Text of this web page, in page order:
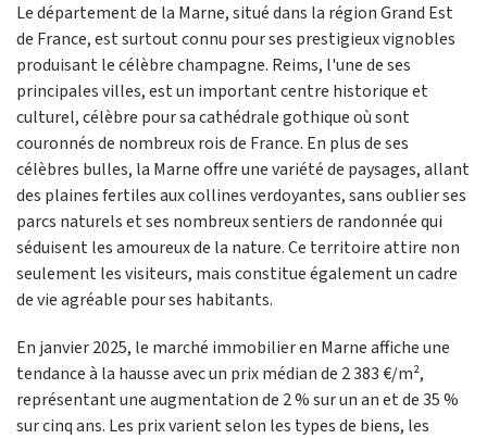
Le département de la Marne, situé dans la région Grand Est
de France, est surtout connu pour ses prestigieux vignobles
produisant le célèbre champagne. Reims, l'une de ses
principales villes, est un important centre historique et
culturel, célèbre pour sa cathédrale gothique où sont
couronnés de nombreux rois de France. En plus de ses
célèbres bulles, la Marne offre une variété de paysages, allant
des plaines fertiles aux collines verdoyantes, sans oublier ses
parcs naturels et ses nombreux sentiers de randonnée qui
séduisent les amoureux de la nature. Ce territoire attire non
seulement les visiteurs, mais constitue également un cadre
de vie agréable pour ses habitants.
En janvier 2025, le marché immobilier en Marne affiche une
tendance à la hausse avec un prix médian de 2 383 €/m²,
représentant une augmentation de 2 % sur un an et de 35 %
sur cinq ans. Les prix varient selon les types de biens, les